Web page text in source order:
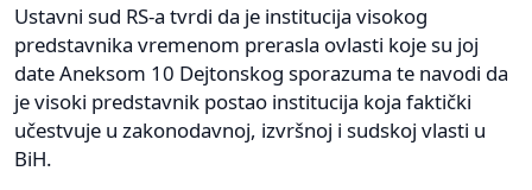
Ustavni sud RS-a tvrdi da je institucija visokog
predstavnika vremenom prerasla ovlasti koje su joj
date Aneksom 10 Dejtonskog sporazuma te navodi da
je visoki predstavnik postao institucija koja faktički
učestvuje u zakonodavnoj, izvršnoj i sudskoj vlasti u
BiH.